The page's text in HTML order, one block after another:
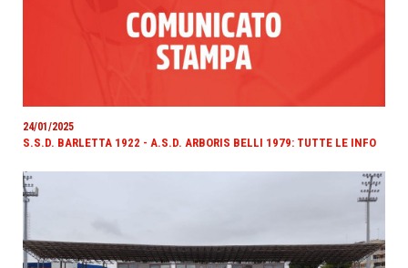
24/01/2025
S.S.D. BARLETTA 1922 - A.S.D. ARBORIS BELLI 1979: TUTTE LE INFO